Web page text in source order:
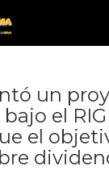
un
el
el